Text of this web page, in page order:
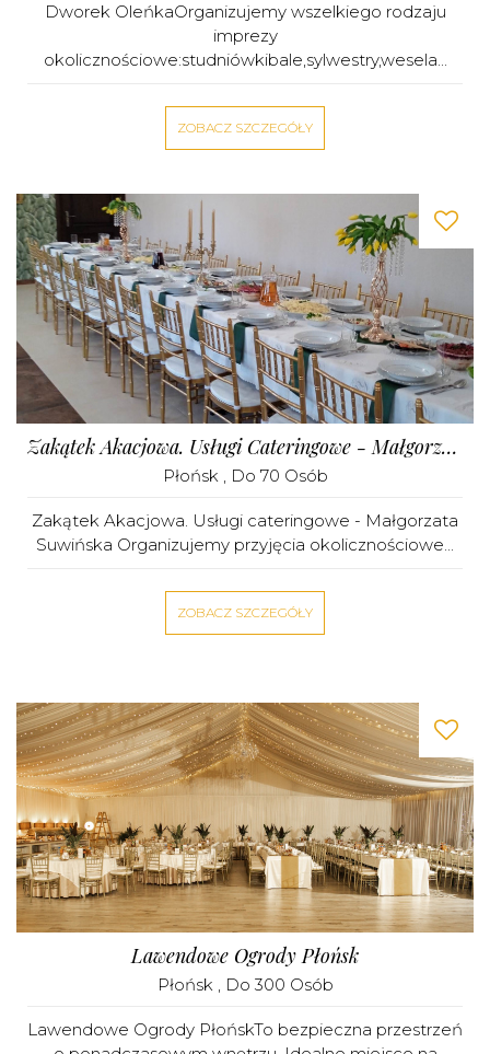
Dworek OleńkaOrganizujemy wszelkiego rodzaju
imprezy
okolicznościowe:studniówkibale,sylwestry,wesela...
ZOBACZ SZCZEGÓŁY
Zakątek Akacjowa. Usługi Cateringowe - Małgorzata Suwińska
Płońsk , Do 70 Osób
Zakątek Akacjowa. Usługi cateringowe - Małgorzata
Suwińska Organizujemy przyjęcia okolicznościowe...
ZOBACZ SZCZEGÓŁY
Lawendowe Ogrody Płońsk
Płońsk , Do 300 Osób
Lawendowe Ogrody PłońskTo bezpieczna przestrzeń